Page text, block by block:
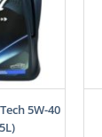
5W-40